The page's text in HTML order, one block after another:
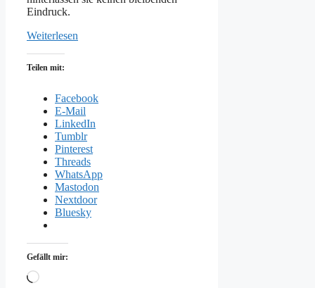
Eindruck.
Weiterlesen
Teilen mit:
Facebook
E-Mail
LinkedIn
Tumblr
Pinterest
Threads
WhatsApp
Mastodon
Nextdoor
Bluesky
Gefällt mir:
Wird